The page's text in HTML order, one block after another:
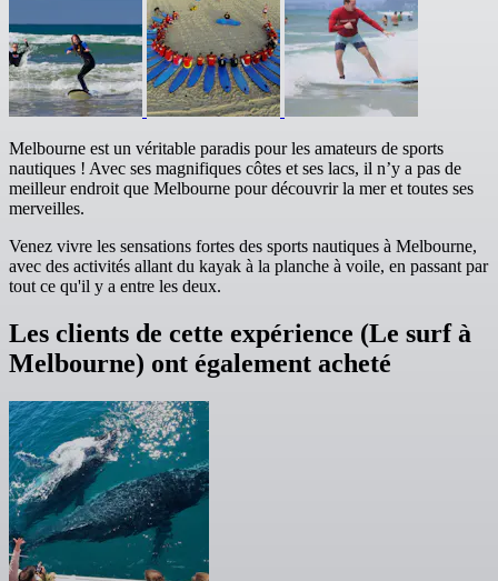
Melbourne est un véritable paradis pour les amateurs de sports
nautiques ! Avec ses magnifiques côtes et ses lacs, il n’y a pas de
meilleur endroit que Melbourne pour découvrir la mer et toutes ses
merveilles.
Venez vivre les sensations fortes des sports nautiques à Melbourne,
avec des activités allant du kayak à la planche à voile, en passant par
tout ce qu'il y a entre les deux.
Les clients de cette expérience (Le surf à
Melbourne) ont également acheté